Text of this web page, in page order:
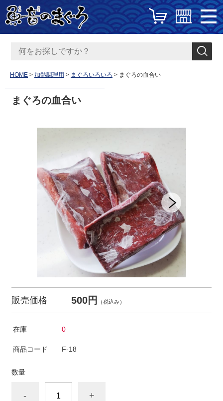
HOME 加熱調理用 まぐろいろいろ まぐろの血合い
まぐろの血合い
販売価格 500円 （税込み）
在庫 0
商品コード F-18
数量
- +